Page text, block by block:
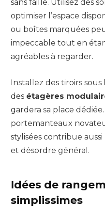
sans faille. Utilisez des
optimiser l’espace
ou boîtes marquées
impeccable tout en
agréables à regarder.
Installez des tiroirs
des étagères
gardera sa place dédiée.
portemanteaux
stylisées contribue
et désordre général.
Idées de
simplissimes